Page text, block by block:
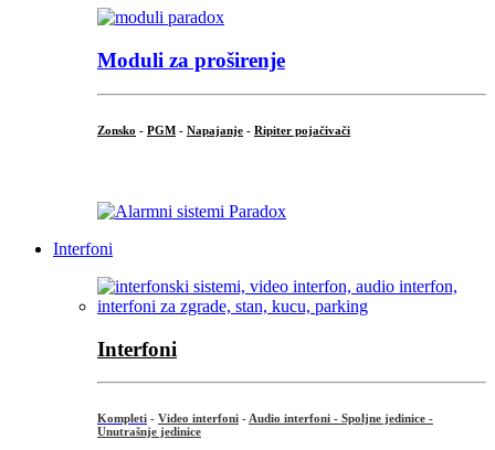
Moduli za proširenje
Zonsko - PGM - Napajanje - Ripiter pojačivači
Interfoni
Interfoni
Kompleti - Video interfoni - Audio interfoni - Spoljne jedinice -
Unutrašnje jedinice